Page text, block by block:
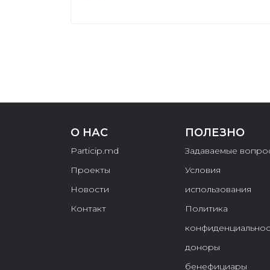
О НАС
Particip.md
Проекты
Новости
Контакт
ПОЛЕЗНО
Задаваемые
Условия
использования
Политика
доноры
бенефициары